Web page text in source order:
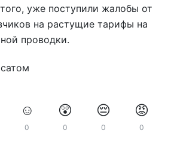
уже поступили жалобы от
на растущие тарифы на
проводки.
☺️
0
😲
0
😔
0
😡
0